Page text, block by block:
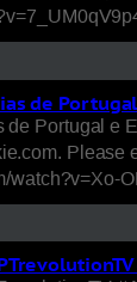
de
Portugal e
Please
watch?v=Xo-